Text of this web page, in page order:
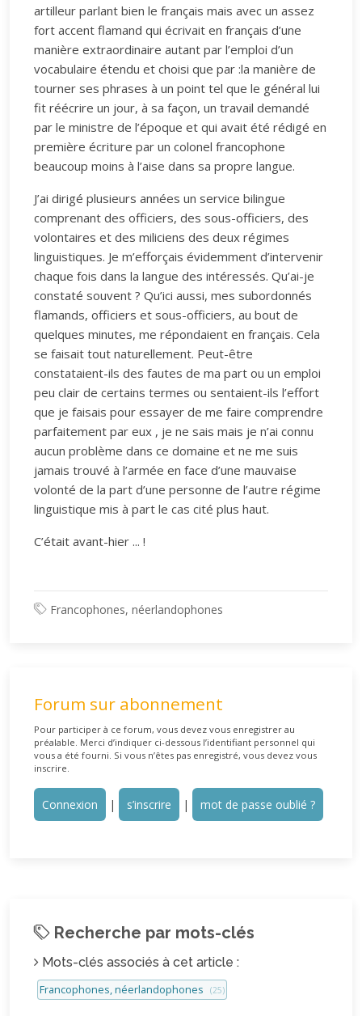
artilleur parlant bien le français mais avec un assez
fort accent flamand qui écrivait en français d’une
manière extraordinaire autant par l’emploi d’un
vocabulaire étendu et choisi que par :la manière de
tourner ses phrases à un point tel que le général lui
fit réécrire un jour, à sa façon, un travail demandé
par le ministre de l’époque et qui avait été rédigé en
première écriture par un colonel francophone
beaucoup moins à l’aise dans sa propre langue.
J’ai dirigé plusieurs années un service bilingue
comprenant des officiers, des sous-officiers, des
volontaires et des miliciens des deux régimes
linguistiques. Je m’efforçais évidemment d’intervenir
chaque fois dans la langue des intéressés. Qu’ai-je
constaté souvent ? Qu’ici aussi, mes subordonnés
flamands, officiers et sous-officiers, au bout de
quelques minutes, me répondaient en français. Cela
se faisait tout naturellement. Peut-être
constataient-ils des fautes de ma part ou un emploi
peu clair de certains termes ou sentaient-ils l’effort
que je faisais pour essayer de me faire comprendre
parfaitement par eux , je ne sais mais je n’ai connu
aucun problème dans ce domaine et ne me suis
jamais trouvé à l’armée en face d’une mauvaise
volonté de la part d’une personne de l’autre régime
linguistique mis à part le cas cité plus haut.
C’était avant-hier ... !
Francophones, néerlandophones
Forum sur abonnement
Pour participer à ce forum, vous devez vous enregistrer au
préalable. Merci d’indiquer ci-dessous l’identifiant personnel qui
vous a été fourni. Si vous n’êtes pas enregistré, vous devez vous
inscrire.
Connexion | s’inscrire | mot de passe oublié ?
Recherche par mots-clés
Mots-clés associés à cet article :
Francophones, néerlandophones (25)